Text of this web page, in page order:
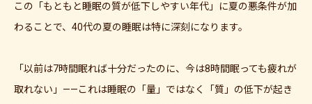
この「もともと睡眠の質が低下しやすい年代」に夏の悪条件が加
わることで、40代の夏の睡眠は特に深刻になります。
「以前は7時間眠れば十分だったのに、今は8時間眠っても疲れが
取れない」——これは睡眠の「量」ではなく「質」の低下が起き